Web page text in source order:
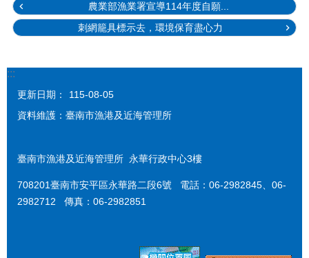
農業部漁業署宣導114年度自願...
刺網籠具標示去，環境保育盡心力
:::
更新日期：
115-08-05
資料維護：臺南市漁港及近海管理所
臺南市漁港及近海管理所 永華行政中心3樓
708201臺南市安平區永華路二段6號 電話：06-2982845、06-
2982712 傳真：06-2982851